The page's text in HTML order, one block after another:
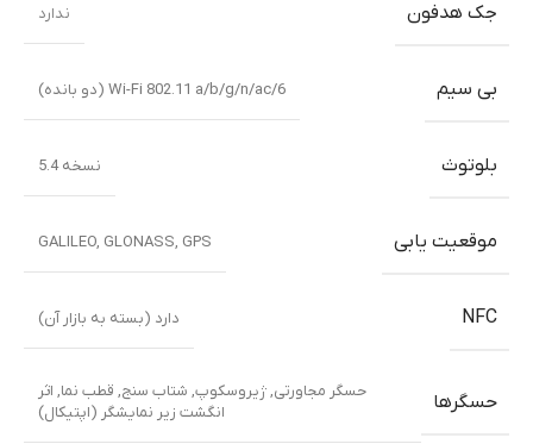
جک هدفون ندارد
بی سیم Wi-Fi 802.11 a/b/g/n/ac/6 (دو بانده)
بلوتوث نسخه 5.4
موقعیت یابی GALILEO, GLONASS, GPS
NFC دارد (بسته به بازار آن)
حسگرها حسگر مجاورتی,ژیروسکوپ, شتاب سنج, قطب نما, اثر
انگشت زیر نمایشگر (اپتیکال)